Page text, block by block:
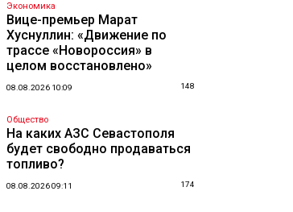
Экономика
Вице-премьер Марат
Хуснуллин: «Движение по
трассе «Новороссия» в
целом восстановлено»
08.08.2026 10:09 148
Общество
На каких АЗС Севастополя
будет свободно продаваться
топливо?
08.08.2026 09:11 174